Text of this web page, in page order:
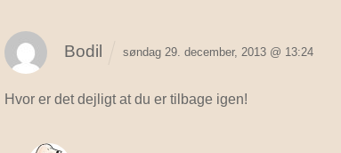
Bodil søndag 29. december, 2013 @ 13:24
Hvor er det dejligt at du er tilbage igen!